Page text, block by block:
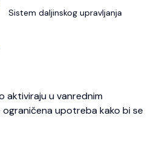
Sistem daljinskog upravljanja
aktiviraju u vanrednim
upotreba kako bi se